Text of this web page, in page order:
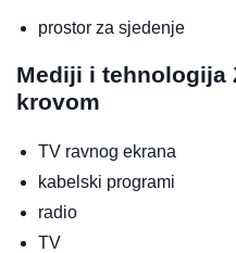
prostor za sjedenje
Mediji i tehnologija
krovom
TV ravnog ekrana
kabelski programi
radio
TV